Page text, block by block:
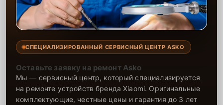
СПЕЦИАЛИЗИРОВАННЫЙ СЕРВИСНЫЙ ЦЕНТР ASKO
Оставьте заявку на ремонт Asko
Мы — сервисный центр, который специализируется
на ремонте устройств бренда Xiaomi. Оригинальные
комплектующие, честные цены и гарантия до 3 лет